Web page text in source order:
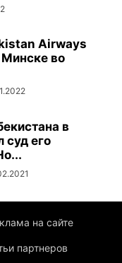
Airways
во
в
суд его
на сайте
партнеров